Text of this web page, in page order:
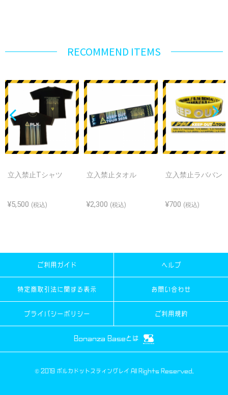
RECOMMEND ITEMS
立入禁止Tシャツ
¥5,500 (税込)
立入禁止タオル
¥2,300 (税込)
立入禁止ラババン
¥700 (税込)
ご利用ガイド ヘルプ
特定商取引法に関する表示 お問い合わせ
プライバシーポリシー ご利用規約
Bonanza Baseとは
© 2019 ポルカドットスティングレイ All Rights Reserved.